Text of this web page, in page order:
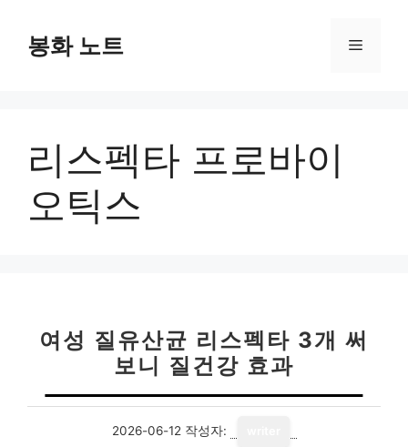
봉화 노트 메
리스펙타 프로바이
오틱스
여성 질유산균 리스펙타 3개 써
보니 질건강 효과
2026-06-12 작성자: